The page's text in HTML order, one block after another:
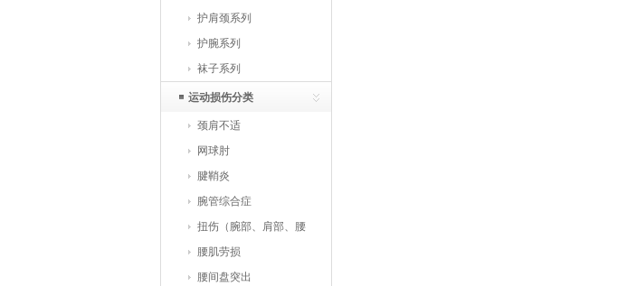
护肩颈系列
护腕系列
袜子系列
运动损伤分类
颈肩不适
网球肘
腱鞘炎
腕管综合症
扭伤（腕部、肩部、腰
部、踝部）
腰肌劳损
腰间盘突出